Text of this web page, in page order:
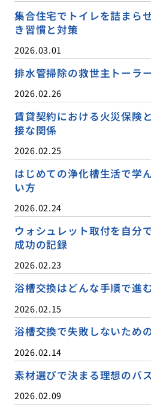
集合住宅でトイレを詰まら
き習慣と対策
2026.03.01
排水管掃除の救世主トーラ
2026.02.26
賃貸契約における火災保険
接な関係
2026.02.25
はじめての浄化槽生活で学
い方
2026.02.24
ウォシュレット取付を自分
成功の記録
2026.02.23
浴槽交換はどんな手順で進
2026.02.15
浴槽交換で失敗しないため
2026.02.14
素材選びで決まる理想のバ
2026.02.09